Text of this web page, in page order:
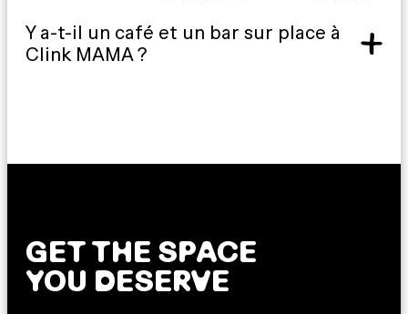
Y a-t-il un café et un bar sur place à
Clink MAMA ?
GET THE SPACE
YOU DESERVE